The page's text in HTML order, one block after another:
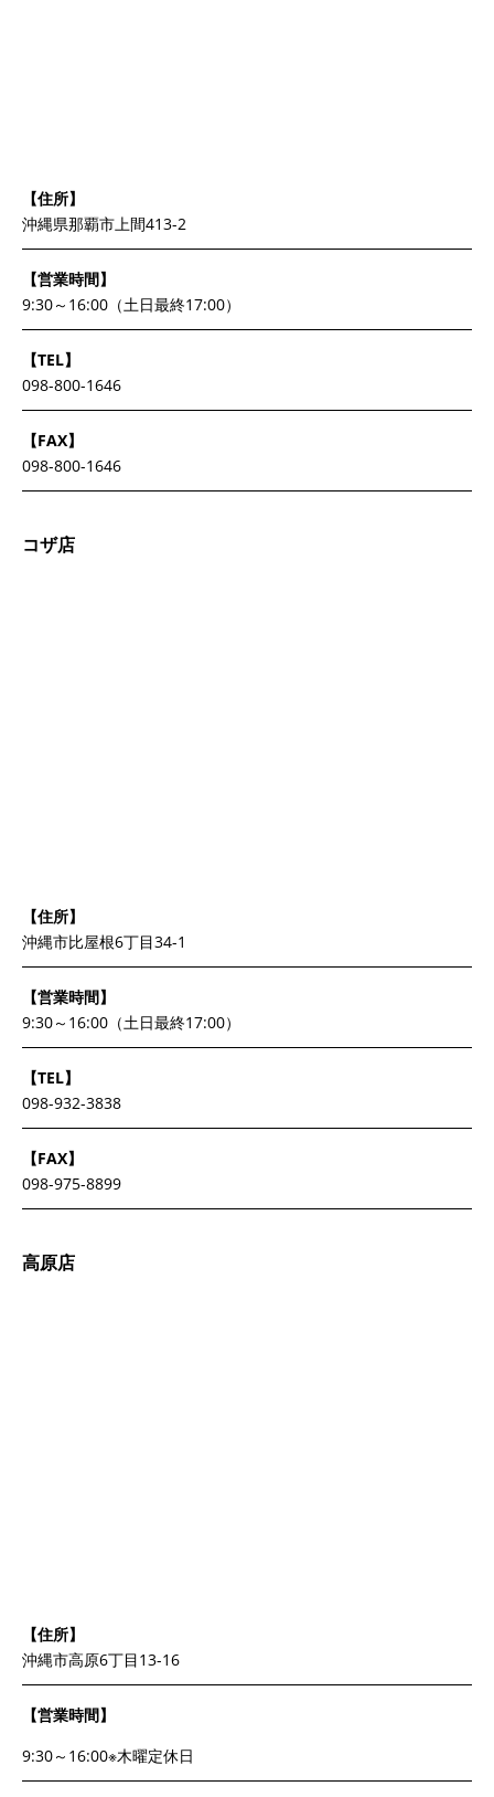
【住所】
沖縄県那覇市上間413-2
【営業時間】
9:30～16:00（土日最終17:00）
【TEL】
098-800-1646
【FAX】
098-800-1646
コザ店
【住所】
沖縄市比屋根6丁目34-1
【営業時間】
9:30～16:00（土日最終17:00）
【TEL】
098-932-3838
【FAX】
098-975-8899
高原店
【住所】
沖縄市高原6丁目13-16
【営業時間】
9:30～16:00※木曜定休日